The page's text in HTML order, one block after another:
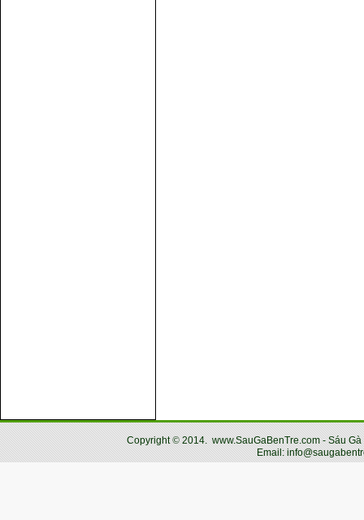
Copyright© 2014. www.SauGaBenTre.com - Sáu
Email: